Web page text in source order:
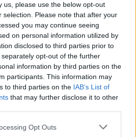
us, please use the below opt-out
selection. Please note that after your
you may continue seeing
on personal information utilized by
disclosed to third parties prior to
opt-out of the further
information by third parties on the
participants. This information may
to third parties on the IAB’s List of
that may further disclose it to other
app uses one or more Google
Opt Outs
€
Collana pendente - Brillanti
1,3ct. G-VS, Oro 18kt, peso
totale 6gr
1.600,00
e
€
Orecchini perle barocche -
Brillanti 0,18ct. H-VS1, oro
18kt.
770,00